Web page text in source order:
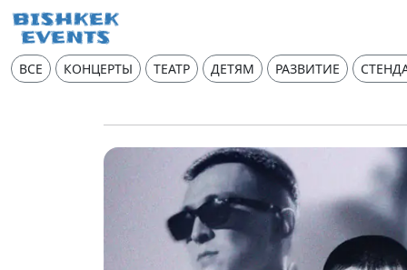
ВСЕ КОНЦЕРТЫ ТЕАТР ДЕТЯМ РАЗВИТИЕ